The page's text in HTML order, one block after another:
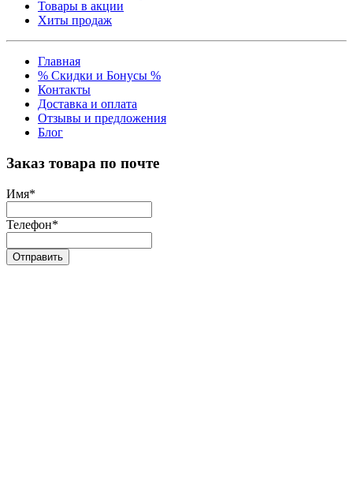
Товары в акции
Хиты продаж
Главная
% Скидки и Бонусы %
Контакты
Доставка и оплата
Отзывы и предложения
Блог
Заказ товара по почте
Имя*
Телефон*
Отправить